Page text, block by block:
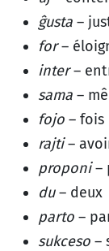
ĝusta –
for–
inter–
sama –
fojo – fois
rajti–
proponi–
du– deux
parto –
sukceso –